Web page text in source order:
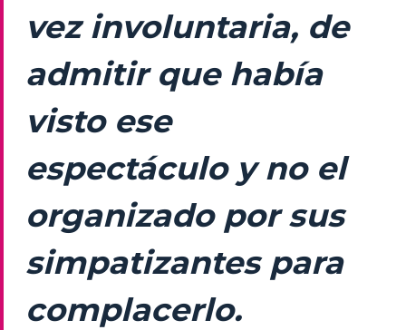
vez involuntaria, de
admitir que había
visto ese
espectáculo y no el
organizado por sus
simpatizantes para
complacerlo.